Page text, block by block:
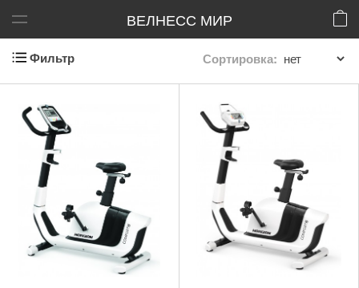
ВЕЛНЕСС МИР
Фильтр Сортировка: